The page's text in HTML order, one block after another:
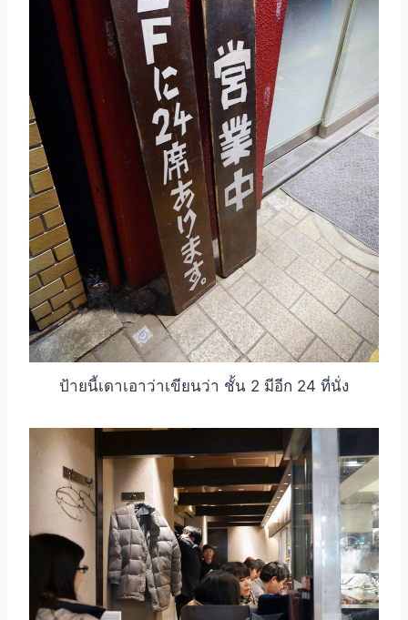
ป้ายนี้เดาเอาว่าเขียนว่า ชั้น 2 มีอีก 24 ที่นั่ง